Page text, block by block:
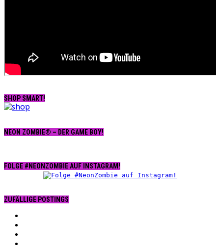
SHOP SMART!
NEON ZOMBIE® – DER GAME BOY!
FOLGE #NEONZOMBIE AUF INSTAGRAM!
ZUFÄLLIGE POSTINGS